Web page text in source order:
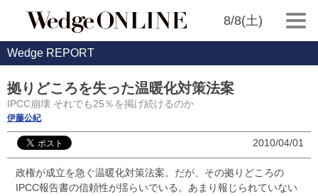
8/8(土)
Wedge REPORT
拠りどころを失った温暖化対策法案
IPCC崩壊 それでも25％を掲げ続けるのか
伊藤公紀
2010/04/01
政権が成立を急ぐ温暖化対策法案。だが、その拠りどころの
IPCC報告書の信頼性が揺らいでいる。あまり報じられていない